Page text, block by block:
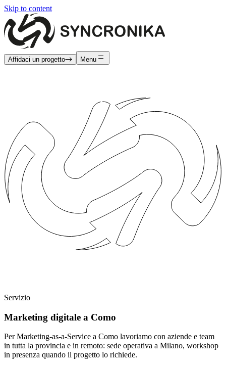
Skip to content
Affidaci un progetto Menu
Servizio
Marketing digitale a Como
Per Marketing-as-a-Service a Como lavoriamo con aziende e team
in tutta la provincia e in remoto: sede operativa a Milano, workshop
in presenza quando il progetto lo richiede.